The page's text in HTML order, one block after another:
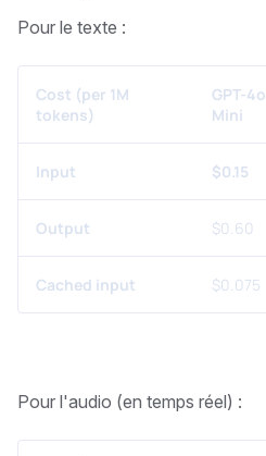
Pour le texte :
Cost (per 1M
tokens)
GPT-4o
Mini
Input $0.15
Output $0.60
Cached input $0.075
Pour l'audio (en temps réel) :